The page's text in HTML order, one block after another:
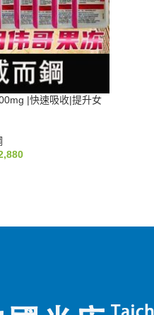
|快速吸收|提升女